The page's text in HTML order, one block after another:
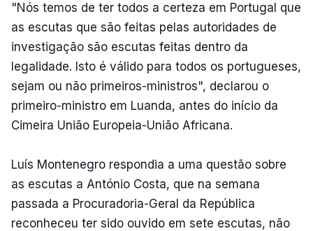
"Nós temos de ter todos a certeza em Portugal que
as escutas que são feitas pelas autoridades de
investigação são escutas feitas dentro da
legalidade. Isto é válido para todos os portugueses,
sejam ou não primeiros-ministros", declarou o
primeiro-ministro em Luanda, antes do início da
Cimeira União Europeia-União Africana.
Luís Montenegro respondia a uma questão sobre
as escutas a António Costa, que na semana
passada a Procuradoria-Geral da República
reconheceu ter sido ouvido em sete escutas, não